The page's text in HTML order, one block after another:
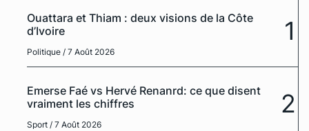
Ouattara et Thiam : deux visions de la Côte
d’Ivoire
Politique / 7 Août 2026
1
Emerse Faé vs Hervé Renanrd: ce que disent
vraiment les chiffres
Sport / 7 Août 2026
2